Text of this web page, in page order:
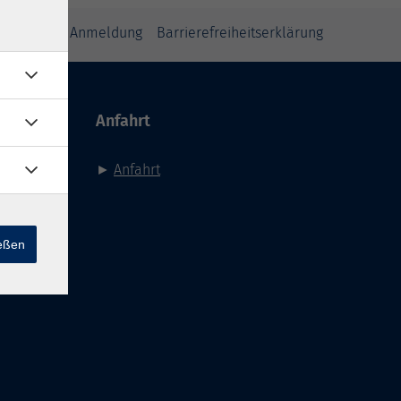
zur Anmeldung Barrierefreiheitserklärung
Anfahrt
► Anfahrt